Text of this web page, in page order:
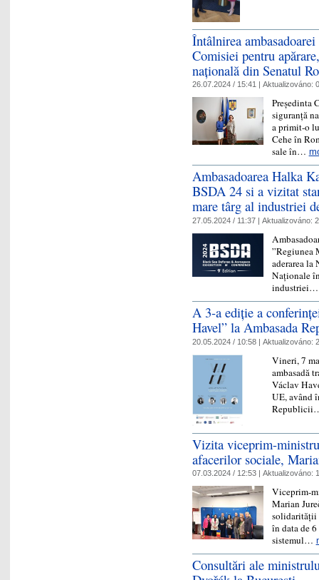
Întâlnirea
Comisiei pentru
națională din Senatul
26.07.2024 / 15:41 | Aktualizováno:
Președinta
siguranță
a primit-o
Cehe în
sale în…
Ambasadoarea Halka
BSDA 24 si a vizitat
mare târg al industriei
27.05.2024 / 11:37 | Aktualizováno:
”Regiunea
aderarea
Naționale
A 3-a ediție a
Havel” la Ambasada
20.05.2024 / 10:58 | Aktualizováno:
Vineri, 7
ambasadă
Václav
UE, având
Vizita viceprim-
afacerilor sociale,
07.03.2024 / 12:53 | Aktualizováno:
Viceprim-
Marian
solidarității
în data de
sistemul…
Consultări ale